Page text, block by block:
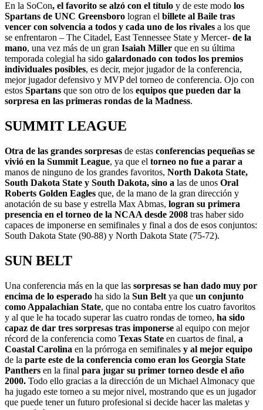
En la SoCon, el favorito se alzó con el título y de este modo los
Spartans de UNC Greensboro logran el billete al Baile tras
vencer con solvencia a todos y cada uno de los rivales a los que
se enfrentaron – The Citadel, East Tennessee State y Mercer- de la
mano, una vez más de un gran Isaiah Miller que en su última
temporada colegial ha sido galardonado con todos los premios
individuales posibles, es decir, mejor jugador de la conferencia,
mejor jugador defensivo y MVP del torneo de conferencia. Ojo con
estos Spartans que son otro de los equipos que pueden dar la
sorpresa en las primeras rondas de la Madness.
SUMMIT LEAGUE
Otra de las grandes sorpresas de estas conferencias pequeñas se
vivió en la Summit League, ya que el torneo no fue a parar a
manos de ninguno de los grandes favoritos, North Dakota State,
South Dakota State y South Dakota, sino a las de unos Oral
Roberts Golden Eagles que, de la mano de la gran dirección y
anotación de su base y estrella Max Abmas, logran su primera
presencia en el torneo de la NCAA desde 2008 tras haber sido
capaces de imponerse en semifinales y final a dos de esos conjuntos:
South Dakota State (90-88) y North Dakota State (75-72).
SUN BELT
Una conferencia más en la que las sorpresas se han dado muy por
encima de lo esperado ha sido la Sun Belt ya que un conjunto
como Appalachian State, que no contaba entre los cuatro favoritos
y al que le ha tocado superar las cuatro rondas de torneo, ha sido
capaz de dar tres sorpresas tras imponerse al equipo con mejor
récord de la conferencia como Texas State en cuartos de final, a
Coastal Carolina en la prórroga en semifinales y al mejor equipo
de la parte este de la conferencia como eran los Georgia State
Panthers en la final para jugar su primer torneo desde el año
2000. Todo ello gracias a la dirección de un Michael Almonacy que
ha jugado este torneo a su mejor nivel, mostrando que es un jugador
que puede tener un futuro profesional si decide hacer las maletas y